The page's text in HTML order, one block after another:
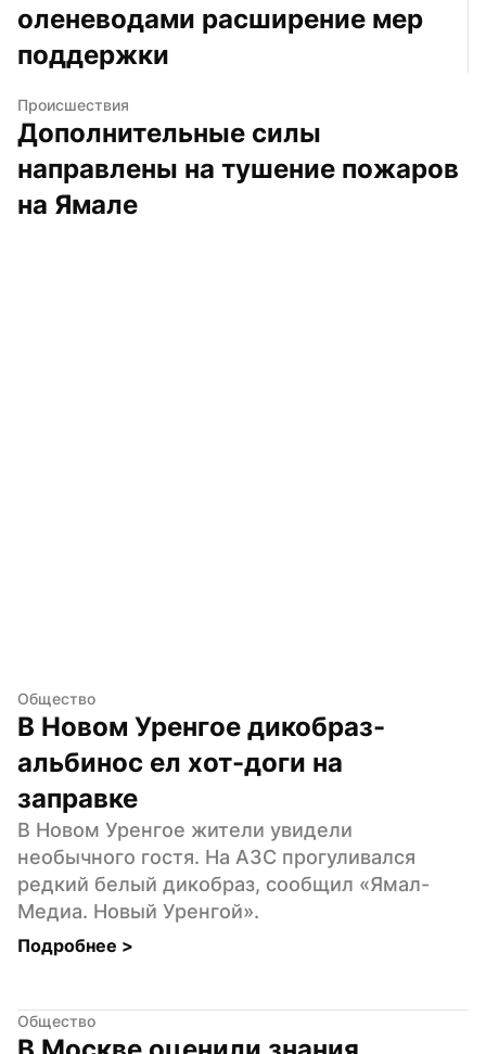
оленеводами расширение мер
поддержки
Происшествия
Дополнительные силы
направлены на тушение пожаров
на Ямале
Общество
В Новом Уренгое дикобраз-
альбинос ел хот-доги на
заправке
В Новом Уренгое жители увидели
необычного гостя. На АЗС прогуливался
редкий белый дикобраз, сообщил «Ямал-
Медиа. Новый Уренгой».
Подробнее >
Общество